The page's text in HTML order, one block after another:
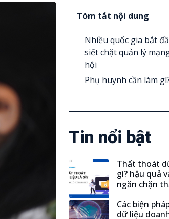
Tóm tắt nội dung
Nhiều quốc gia bắt
siết chặt quản lý
hội
Phụ huynh cần làm
Tin nổi bật
Thất thoát
gì? hậu quả
ngăn chặn
Các biện
dữ liệu